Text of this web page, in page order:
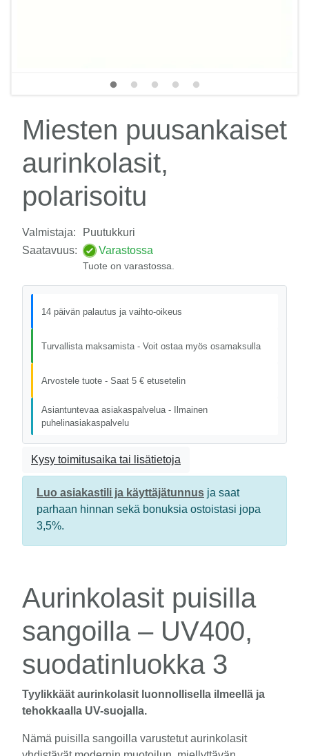
Miesten puusankaiset
aurinkolasit,
polarisoitu
Valmistaja:
Puutukkuri
Saatavuus:
Varastossa
Tuote on varastossa.
14 päivän palautus ja vaihto-oikeus
Turvallista maksamista - Voit ostaa myös osamaksulla
Arvostele tuote - Saat 5 € etusetelin
Asiantuntevaa asiakaspalvelua - Ilmainen
puhelinasiakaspalvelu
Kysy toimitusaika tai lisätietoja
Luo asiakastili ja käyttäjätunnus ja saat
parhaan hinnan sekä bonuksia ostoistasi jopa
3,5%.
Aurinkolasit puisilla
sangoilla – UV400,
suodatinluokka 3
Tyylikkäät aurinkolasit luonnollisella ilmeellä ja
tehokkaalla UV-suojalla.
Nämä puisilla sangoilla varustetut aurinkolasit